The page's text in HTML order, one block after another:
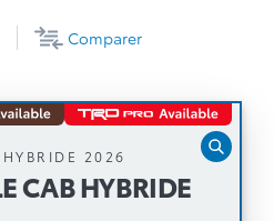
Comparer
2026
CAB HYBRIDE
CAB HYBRIDE
automatique